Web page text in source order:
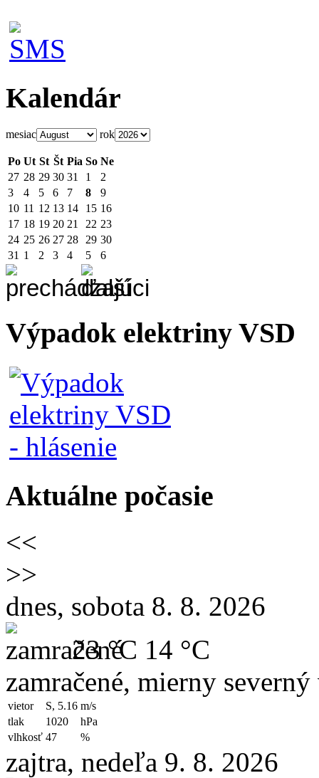
Kalendár
mesiac rok
Po Ut St Št Pia So Ne
27 28 29 30 31 1
2
3
4 5 6 7 8
9
10 11 12 13 14 15 16
17 18 19 20 21 22 23
24 25 26 27 28 29 30
31 1 2 3 4 5 6
Výpadok elektriny VSD
Aktuálne počasie
<<
>>
dnes, sobota 8. 8. 2026
23 °C 14 °C
zamračené, mierny
vietor S, 5.16 m/s
tlak
1020
hPa
vlhkosť 47 %
zajtra, nedeľa 9. 8. 2026